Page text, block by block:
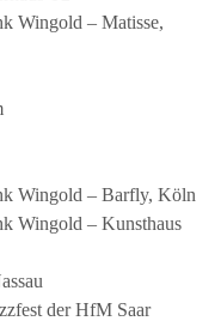
Wingold – Matisse,
Wingold – Barfly, Köln
Wingold – Kunsthaus
der HfM Saar